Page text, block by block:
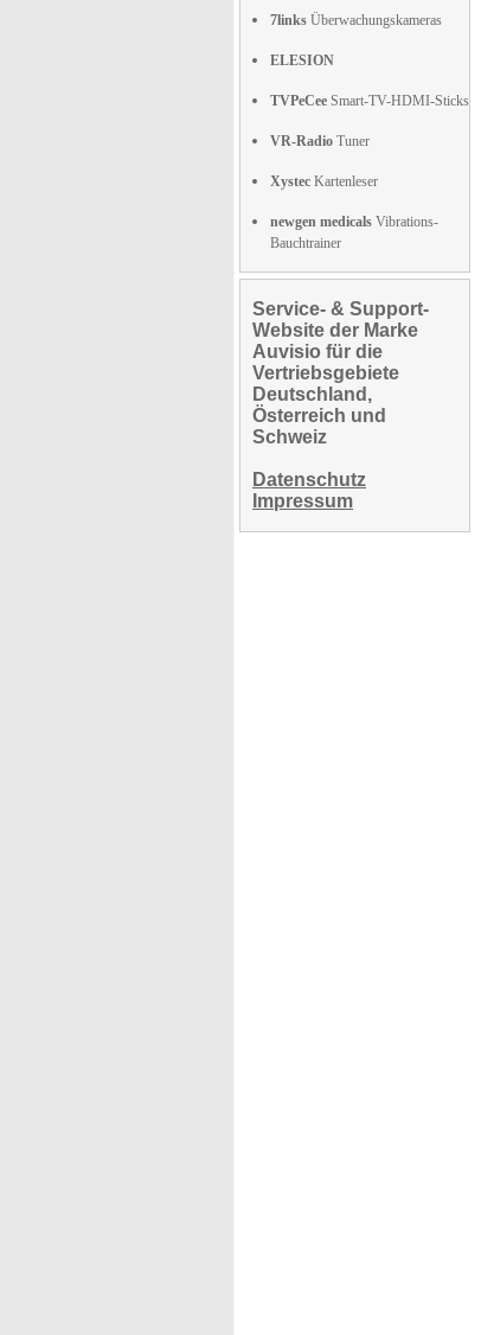
7links Überwachungskameras
ELESION
TVPeCee Smart-TV-HDMI-Sticks
VR-Radio Tuner
Xystec Kartenleser
newgen medicals Vibrations-
Bauchtrainer
Service- & Support-
Website der Marke
Auvisio für die
Vertriebsgebiete
Deutschland,
Österreich und
Schweiz
Datenschutz
Impressum